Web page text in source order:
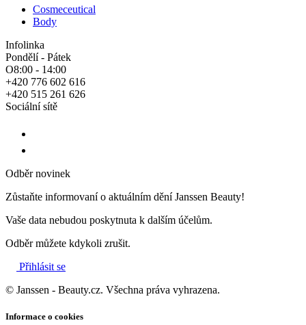
Cosmeceutical
Body
Infolinka
Pondělí - Pátek
O8:00 - 14:00
+420 776 602 616
+420 515 261 626
Sociální sítě
Odběr novinek
Zůstaňte informovaní o aktuálním dění Janssen Beauty!
Vaše data nebudou poskytnuta k dalším účelům.
Odběr můžete kdykoli zrušit.
Přihlásit se
© Janssen - Beauty.cz. Všechna práva vyhrazena.
Informace o cookies